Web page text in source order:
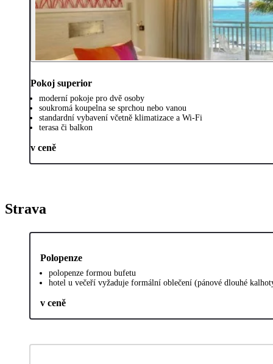
Pokoj superior
moderní pokoje pro dvě osoby
soukromá koupelna se sprchou nebo vanou
standardní vybavení včetně klimatizace a Wi-Fi
terasa či balkon
v ceně
Strava
Polopenze
polopenze formou bufetu
hotel u večeří vyžaduje formální oblečení (pánové dlouhé
v ceně